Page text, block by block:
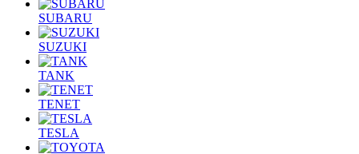
SUBARU
SUZUKI
TANK
TENET
TESLA